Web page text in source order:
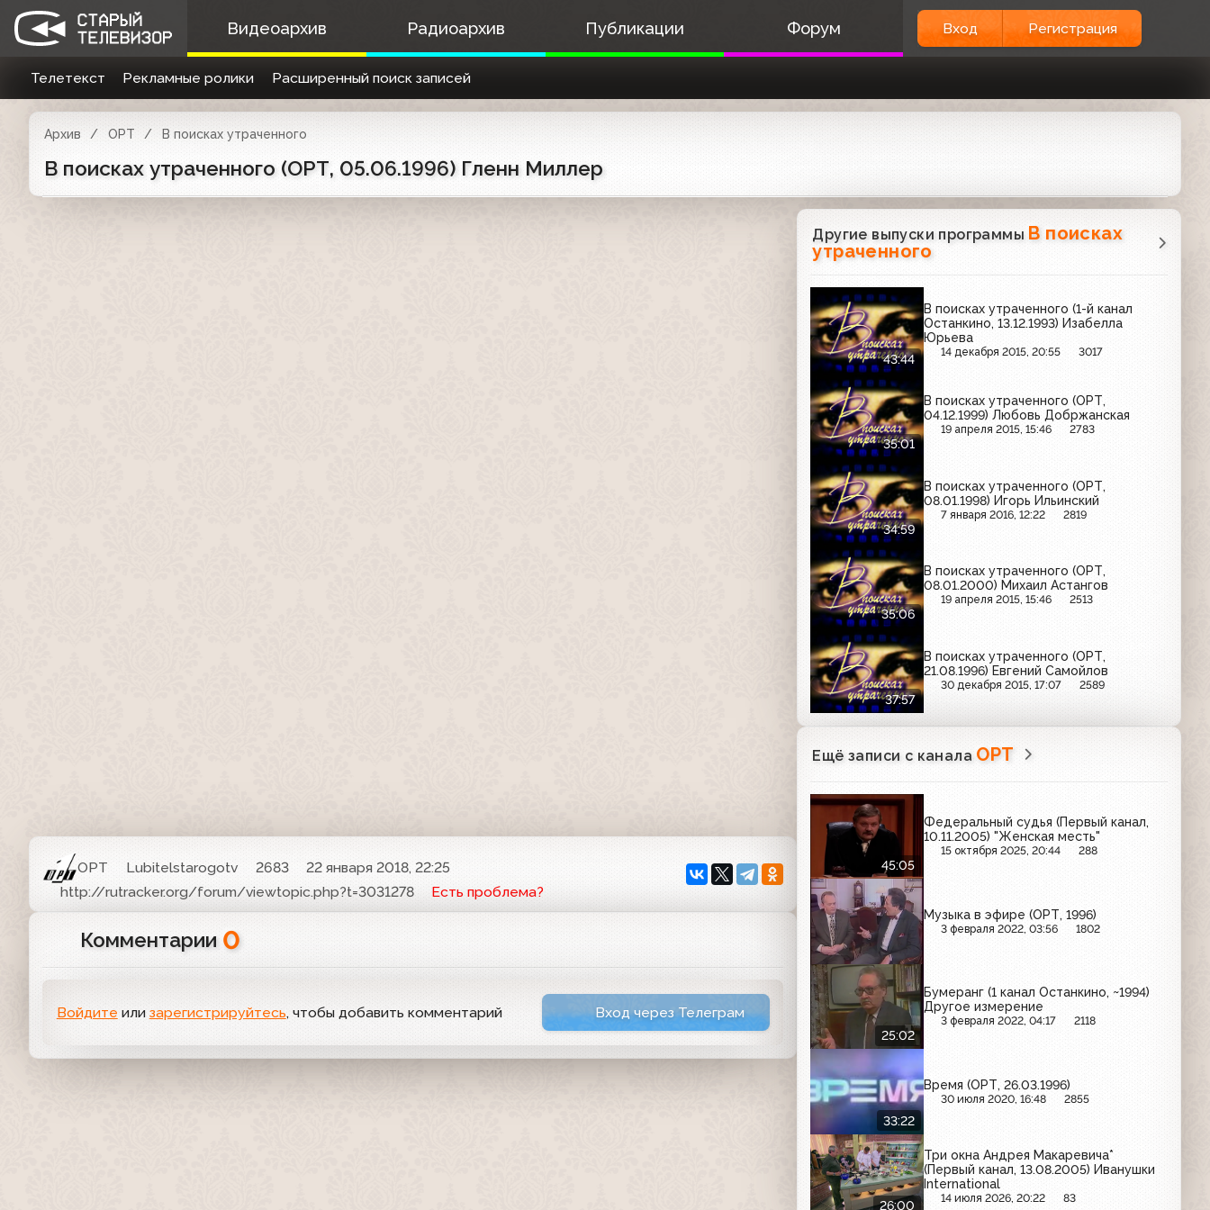
Видеоархив Радиоархив Публикации Форум Вход Регистрация
Телетекст Рекламные ролики Расширенный поиск записей
Архив ОРТ В поисках утраченного
В поисках утраченного (ОРТ, 05.06.1996) Гленн Миллер
ОРТ Lubitelstarogotv 2683
22 января 2018, 22:25
http://rutracker.org/forum/viewtopic.php?t=3031278
Есть проблема?
Комментарии 0
Войдите или зарегистрируйтесь, чтобы добавить комментарий Вход через Телеграм
Другие выпуски программы В поисках
утраченного
43:44
В поисках утраченного (1-й канал
Останкино, 13.12.1993) Изабелла
Юрьева
14 декабря 2015, 20:55 3017
35:01
В поисках утраченного (ОРТ,
04.12.1999) Любовь Добржанская
19 апреля 2015, 15:46 2783
34:59
В поисках утраченного (ОРТ,
08.01.1998) Игорь Ильинский
7 января 2016, 12:22 2819
35:06
В поисках утраченного (ОРТ,
08.01.2000) Михаил Астангов
19 апреля 2015, 15:46 2513
37:57
В поисках утраченного (ОРТ,
21.08.1996) Евгений Самойлов
30 декабря 2015, 17:07 2589
Ещё записи с канала ОРТ
45:05
Федеральный судья (Первый канал,
10.11.2005) "Женская месть"
15 октября 2025, 20:44 288
Музыка в эфире (ОРТ, 1996)
3 февраля 2022, 03:56 1802
25:02
Бумеранг (1 канал Останкино, ~1994)
Другое измерение
3 февраля 2022, 04:17 2118
33:22
Время (ОРТ, 26.03.1996)
30 июля 2020, 16:48 2855
26:00
Три окна Андрея Макаревича*
(Первый канал, 13.08.2005) Иванушки
International
14 июля 2026, 20:22 83